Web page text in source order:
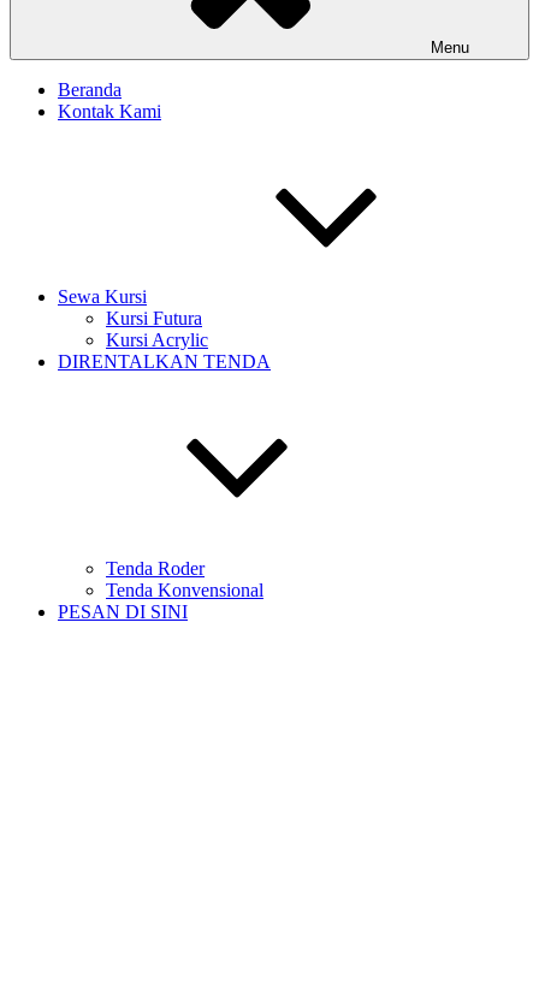
Menu
Beranda
Kontak Kami
Sewa Kursi
Kursi Futura
Kursi Acrylic
DIRENTALKAN TENDA
Tenda Roder
Tenda Konvensional
PESAN DI SINI